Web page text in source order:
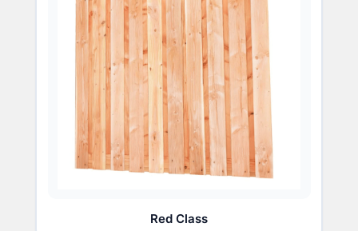
Red Class